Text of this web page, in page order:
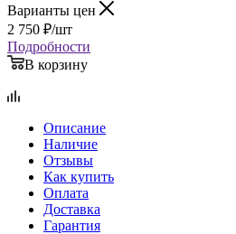
Варианты цен
2 750 ₽/шт
Подробности
В корзину
Описание
Наличие
Отзывы
Как купить
Оплата
Доставка
Гарантия